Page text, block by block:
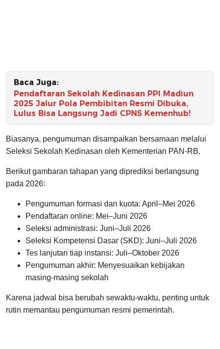
Baca Juga:
Pendaftaran Sekolah Kedinasan PPI Madiun
2025 Jalur Pola Pembibitan Resmi Dibuka,
Lulus Bisa Langsung Jadi CPNS Kemenhub!
Biasanya, pengumuman disampaikan bersamaan melalui
Seleksi Sekolah Kedinasan oleh Kementerian PAN-RB.
Berikut gambaran tahapan yang diprediksi berlangsung
pada 2026:
Pengumuman formasi dan kuota: April–Mei 2026
Pendaftaran online: Mei–Juni 2026
Seleksi administrasi: Juni–Juli 2026
Seleksi Kompetensi Dasar (SKD): Juni–Juli 2026
Tes lanjutan tiap instansi: Juli–Oktober 2026
Pengumuman akhir: Menyesuaikan kebijakan
masing-masing sekolah
Karena jadwal bisa berubah sewaktu-waktu, penting untuk
rutin memantau pengumuman resmi pemerintah.